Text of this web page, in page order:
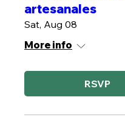
artesanales
Sat, Aug 08
More info
RSVP